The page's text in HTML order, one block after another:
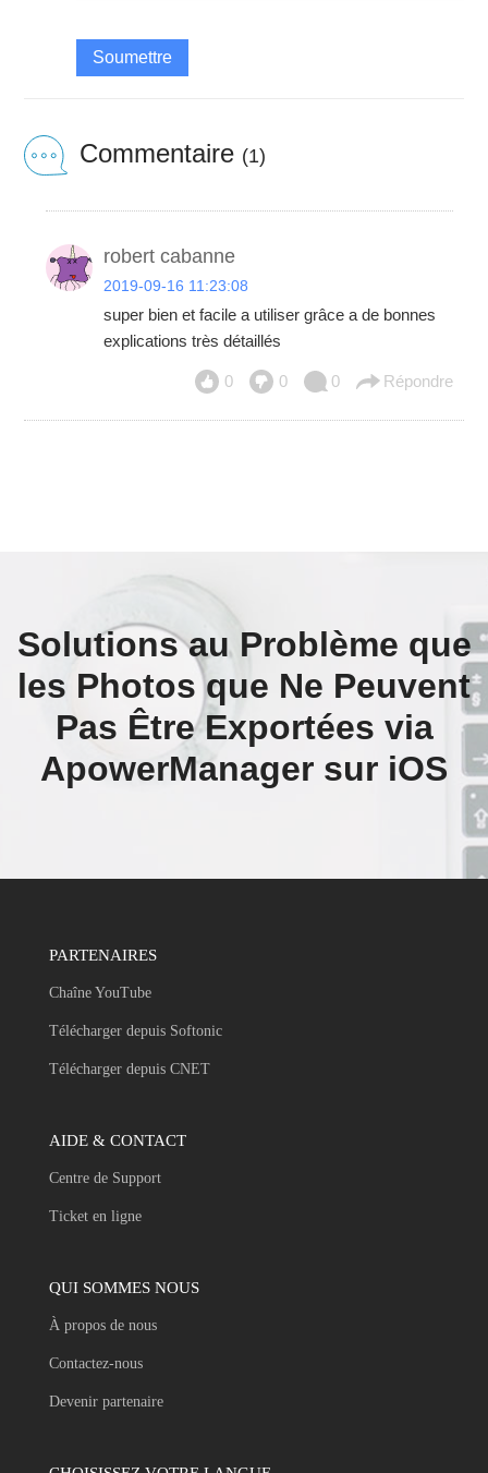
Soumettre
Commentaire (1)
robert cabanne
2019-09-16 11:23:08
super bien et facile a utiliser grâce a de bonnes
explications très détaillés
0 0 0 Répondre
Solutions au Problème que
les Photos que Ne Peuvent
Pas Être Exportées via
ApowerManager sur iOS
PARTENAIRES
Chaîne YouTube
Télécharger depuis Softonic
Télécharger depuis CNET
AIDE & CONTACT
Centre de Support
Ticket en ligne
QUI SOMMES NOUS
À propos de nous
Contactez-nous
Devenir partenaire